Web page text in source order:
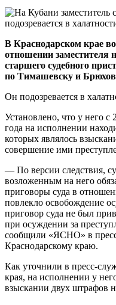
В Краснодарском крае
отношении заместителя
старшего судебного
по Тимашевску и
Он подозревается в
Установлено, что у него с
года на исполнении
которых являлось
совершение ими
— По версии следствия,
возложенным на него
приговоры суда в
повлекло освобождение
приговор суда не был
при осуждении за
сообщили «ЯСНО» в
Краснодарскому краю.
Как уточнили в пресс-
края, на исполнении у
взыскании двух штрафов